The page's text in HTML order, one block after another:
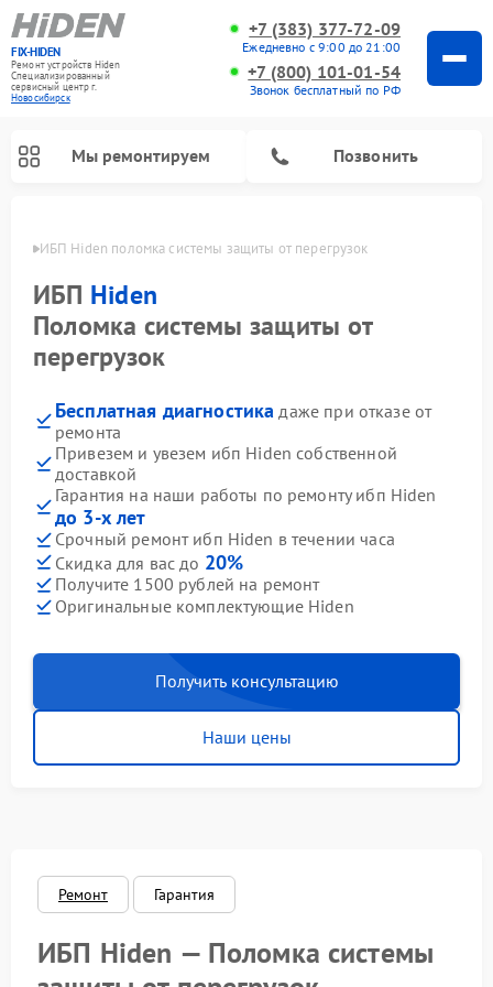
FIX-HIDEN
Ремонт устройств Hiden
Специализированный
cервисный центр г.
Новосибирск
+7 (383) 377-72-09
Ежедневно с 9:00 до 21:00
+7 (800) 101-01-54
Звонок бесплатный по РФ
Мы ремонтируем Позвонить
ИБП Hiden поломка системы защиты от перегрузок
ИБП Hiden
Поломка системы защиты от
перегрузок
Бесплатная диагностика даже при отказе от
ремонта
Привезем и увезем ибп Hiden собственной
доставкой
Гарантия на наши работы по ремонту ибп Hiden
до 3-х лет
Срочный ремонт ибп Hiden в течении часа
Скидка для вас до 20%
Получите 1500 рублей на ремонт
Оригинальные комплектующие Hiden
Получить консультацию
Наши цены
Ремонт Гарантия
ИБП Hiden — Поломка системы